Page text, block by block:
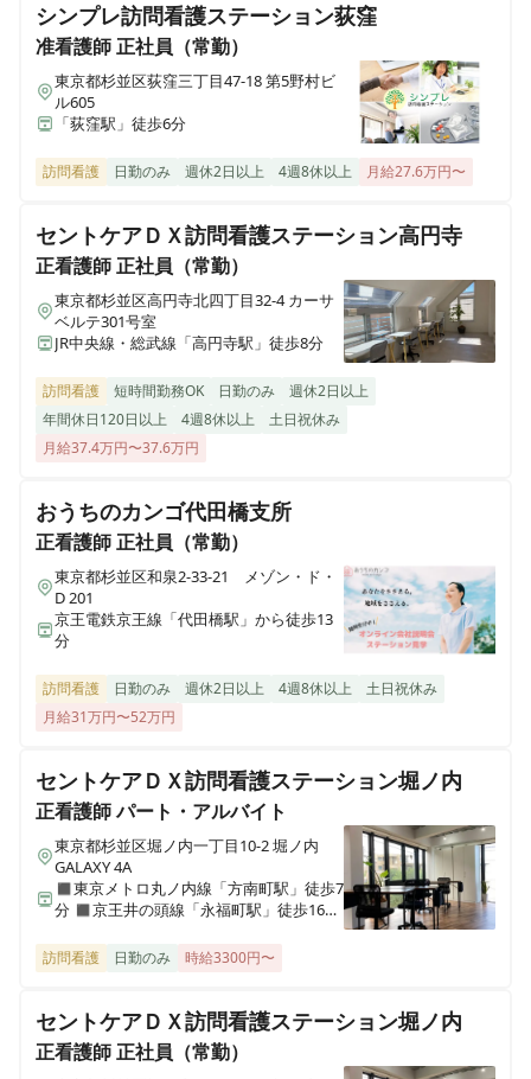
訪問看護ステーションささえ田無営業所
東京都西東京市南町三丁目1-6 レジデンス一直203
訪問看護ステーションささえ三鷹営業所
東京都三鷹市下連雀三丁目34-2 エミネンス イン 三鷹504
訪問看護ステーションささえ武蔵境営業所
東京都武蔵野市境南町三丁目9-7 MAC武蔵境コートパート1205号室
訪問看護ステーションささえ武蔵関営業所
東京都練馬区関町北二丁目28-5 松田ビル1F
訪問看護ステーションささえ千歳烏山営業所
東京都世田谷区南烏山六丁目6-7 クワイエットプレイスB05
東京都杉並区浜田山三丁目33-18 内藤ビル105号室
訪問看護ステーションささえ吉祥寺事業所
東京都武蔵野市吉祥寺本町一丁目35-14 ユニアス七井ビルB-1号室
常勤看護師募集💡
正看護師
管理者募集💡【杉並区 / 荻窪駅】駅近◎完全週休2日制
◎経験を活かす・キャリアを積むならささえで
シンプレ訪問看護ステーション荻窪
准看護師正社員（常勤）
東京都杉並区荻窪三丁目47-18 第5野村ビ
ル605
「荻窪駅」徒歩6分
訪問看護 日勤のみ 週休2日以上 4週8休以上 月給27.6万円〜
セントケアＤＸ訪問看護ステーション高円寺
正看護師正社員（常勤）
東京都杉並区高円寺北四丁目32-4 カーサ
ベルテ301号室
JR中央線・総武線「高円寺駅」徒歩8分
訪問看護 短時間勤務OK 日勤のみ
週休2日以上
年間休日120日以上
4週8休以上
土日祝休み
月給37.4万円〜37.6万円
おうちのカンゴ代田橋支所
正看護師正社員（常勤）
東京都杉並区和泉2-33-21 メゾン・ド・
D 201
京王電鉄京王線「代田橋駅」から徒歩13
分
訪問看護 日勤のみ 週休2日以上 4週8休以上
土日祝休み
月給31万円〜52万円
セントケアＤＸ訪問看護ステーション堀ノ内
正看護師パート・アルバイト
東京都杉並区堀ノ内一丁目10-2 堀ノ内
GALAXY 4A
◼︎東京メトロ丸ノ内線「方南町駅」徒歩7
分 ◼︎京王井の頭線「永福町駅」徒歩16分
訪問看護 日勤のみ 時給3300円〜
セントケアＤＸ訪問看護ステーション堀ノ内
正看護師正社員（常勤）